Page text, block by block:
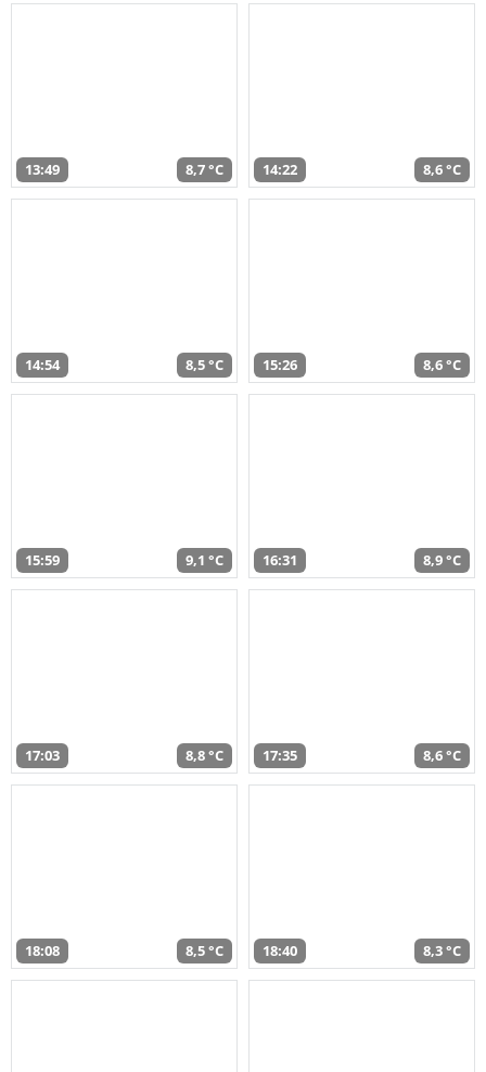
13:49 8,7 °C 14:22 8,6 °C
14:54 8,5 °C 15:26 8,6 °C
15:59 9,1 °C 16:31 8,9 °C
17:03 8,8 °C 17:35 8,6 °C
18:08 8,5 °C 18:40 8,3 °C